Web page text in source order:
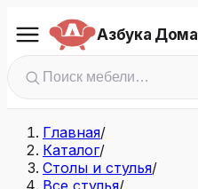
Азбука Дома
Главная/
Каталог/
Столы и стулья/
Все стулья/